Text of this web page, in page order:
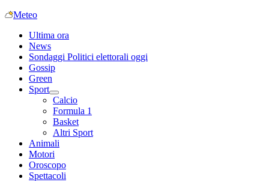
Meteo
Ultima ora
News
Sondaggi Politici elettorali oggi
Gossip
Green
Sport
Calcio
Formula 1
Basket
Altri Sport
Animali
Motori
Oroscopo
Spettacoli